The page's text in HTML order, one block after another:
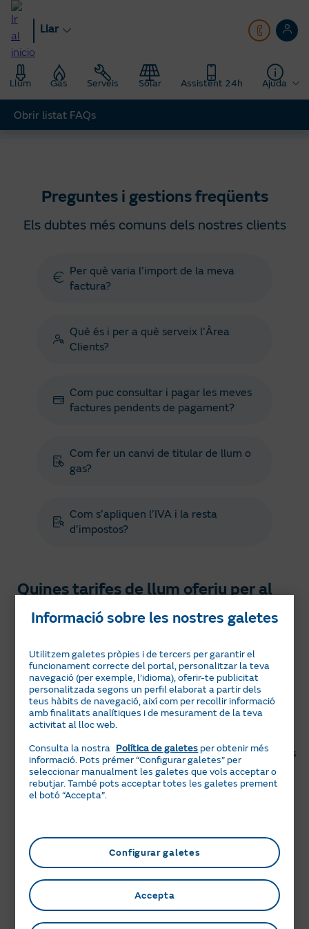
Anar
contingut
principal
Llar
Llum Gas Serveis Solar Assistent 24h Ajuda
Llar Ajuda Preguntes gestions freqüents
Preguntes i gestions freqüents
Els dubtes més comuns dels nostres clients
Per què varia l’import de la meva
factura?
Què és i per a què serveix l’Àrea
Clients?
Com puc consultar i pagar les meves
factures pendents de pagament?
Com fer un canvi de titular de llum o
gas?
Com s’apliquen l’IVA i la resta
d’impostos?
Obrir listat FAQs
Quines tarifes de llum oferiu per al
meu negoci?
consum anual és inferior a 400 MWh:
ElPla Fix Llum: mantens el mateix preu €/kWh les
24 hores del dia, durant 12 mesos. Serà útil si tens
un consum similar al llarg del dia o si no pots
controlar quan consumeixes. Només disponible per
a una potència contractada menor de 15 kW.
ElPla Fix Llum amb franges horàries: tens diferents
preus €/kWh per franges horàries, però són els
mateixos per a cada franja durant 12 mesos. És
interessant si pots desplaçar el teu consum a les
Pla Variable Llum: si prefereixes que el preu se
t’actualitzi mensualment segons el mercat i
aprofitar-te dels seus canvis. És amb discriminació
horària. Tens diferents preus €/kWh per franges
horàries, però són els mateixos per a cada franja
Informació sobre les nostres galetes
Utilitzem galetes pròpies i de tercers per garantir el
funcionament correcte del portal, personalitzar la teva
navegació (per exemple, l’idioma), oferir-te publicitat
personalitzada segons un perfil elaborat a partir dels
teus hàbits de navegació, així com per recollir informació
amb finalitats analítiques i de mesurament de la teva
activitat al lloc web.
Consulta la nostra Política de galetes per obtenir més
informació. Pots prémer “Configurar galetes” per
seleccionar manualment les galetes que vols acceptar o
rebutjar. També pots acceptar totes les galetes prement
el botó “Accepta”.
Configurar galetes
Accepta